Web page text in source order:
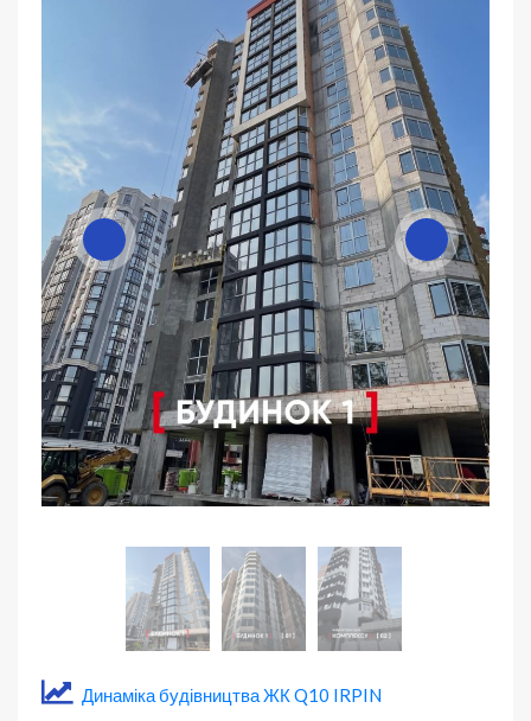
Динаміка будівництва ЖК Q10 IRPIN